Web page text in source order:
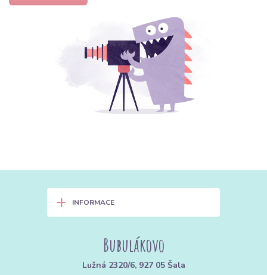
+ INFORMACE
Bubulákovo
Lužná 2320/6, 927 05 Šala